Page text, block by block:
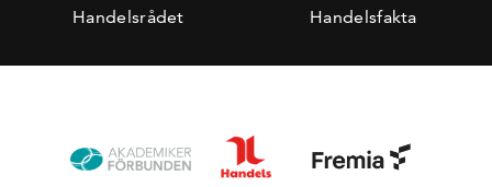
Handelsrådet Handelsfakta